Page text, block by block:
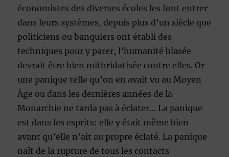
économistes des diverses écoles les font entrer
dans leurs systèmes, depuis plus d’un siècle que
politiciens ou banquiers ont établi des
techniques pour y parer, l’humanité blasée
devrait être bien mithridatisée contre elles. Or
une panique telle qu’on en avait vu au Moyen
Âge ou dans les dernières années de la
Monarchie ne tarda pas à éclater… La panique
est dans les esprits: elle y était même bien
avant qu’elle n’ait au propre éclaté. La panique
naît de la rupture de tous les contacts